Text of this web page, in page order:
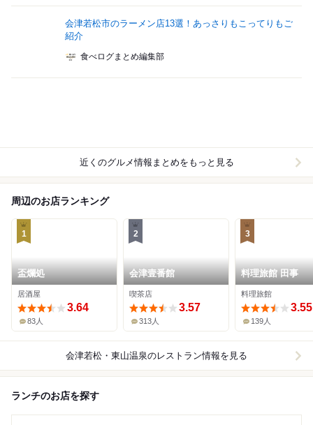
会津若松市のラーメン店13選！あっさりもこってりもご
紹介
食べログまとめ編集部
近くのグルメ情報まとめをもっと見る
周辺のお店ランキング
1
盃爛処
居酒屋
3.64
83人
2
会津壹番館
喫茶店
3.57
313人
3
料理旅館 田事
料理旅館
3.55
139人
会津若松・東山温泉のレストラン情報を見る
ランチのお店を探す